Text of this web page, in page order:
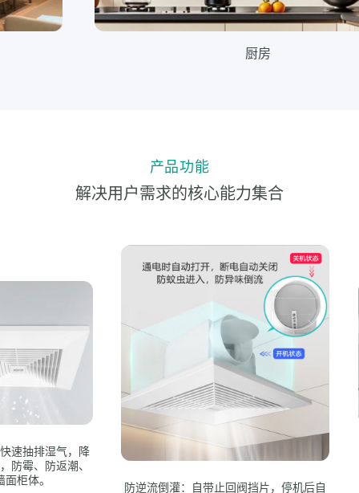
产品功能
解决用户需求的核心能力集合
气，降
返潮、
防逆流倒灌：自带止回阀挡片，停机后自
排风换
味，室